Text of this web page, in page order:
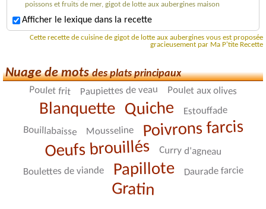
poissons et fruits de mer, gigot de lotte aux aubergines maison
Afficher le lexique dans la recette
Cette recette de cuisine de gigot de lotte aux aubergines vous est proposée
gracieusement par Ma P'tite Recette
Nuage de motsdes plats principaux
Poulet frit Paupiettes de veau Poulet aux olives
Blanquette Quiche Estouffade
Bouillabaisse Mousseline Poivrons farcis
Oeufs brouillés Curry d'agneau
Boulettes de viande Papillote Daurade farcie
Gratin